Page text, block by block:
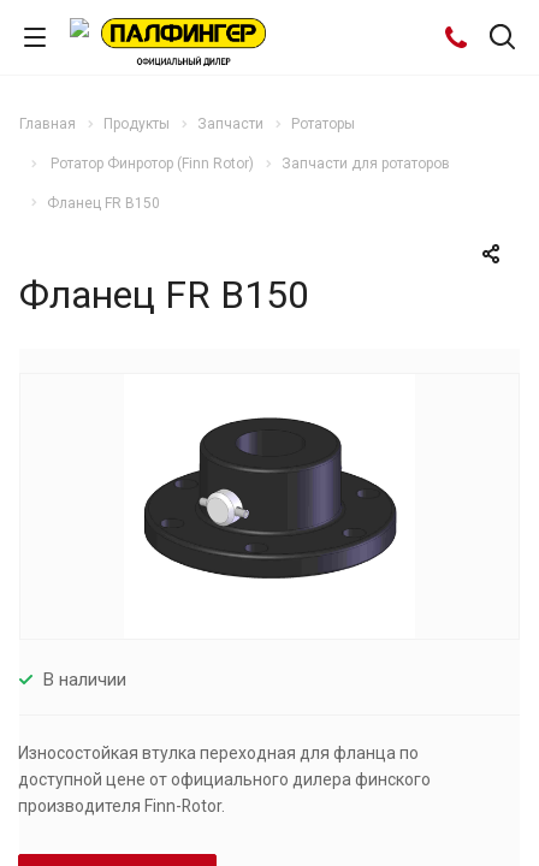
Главная Продукты Запчасти Ротаторы
Ротатор Финротор (Finn Rotor) Запчасти для ротаторов
Фланец FR B150
Фланец FR B150
В наличии
Износостойкая втулка переходная для фланца по
доступной цене от официального дилера финского
производителя Finn-Rotor.